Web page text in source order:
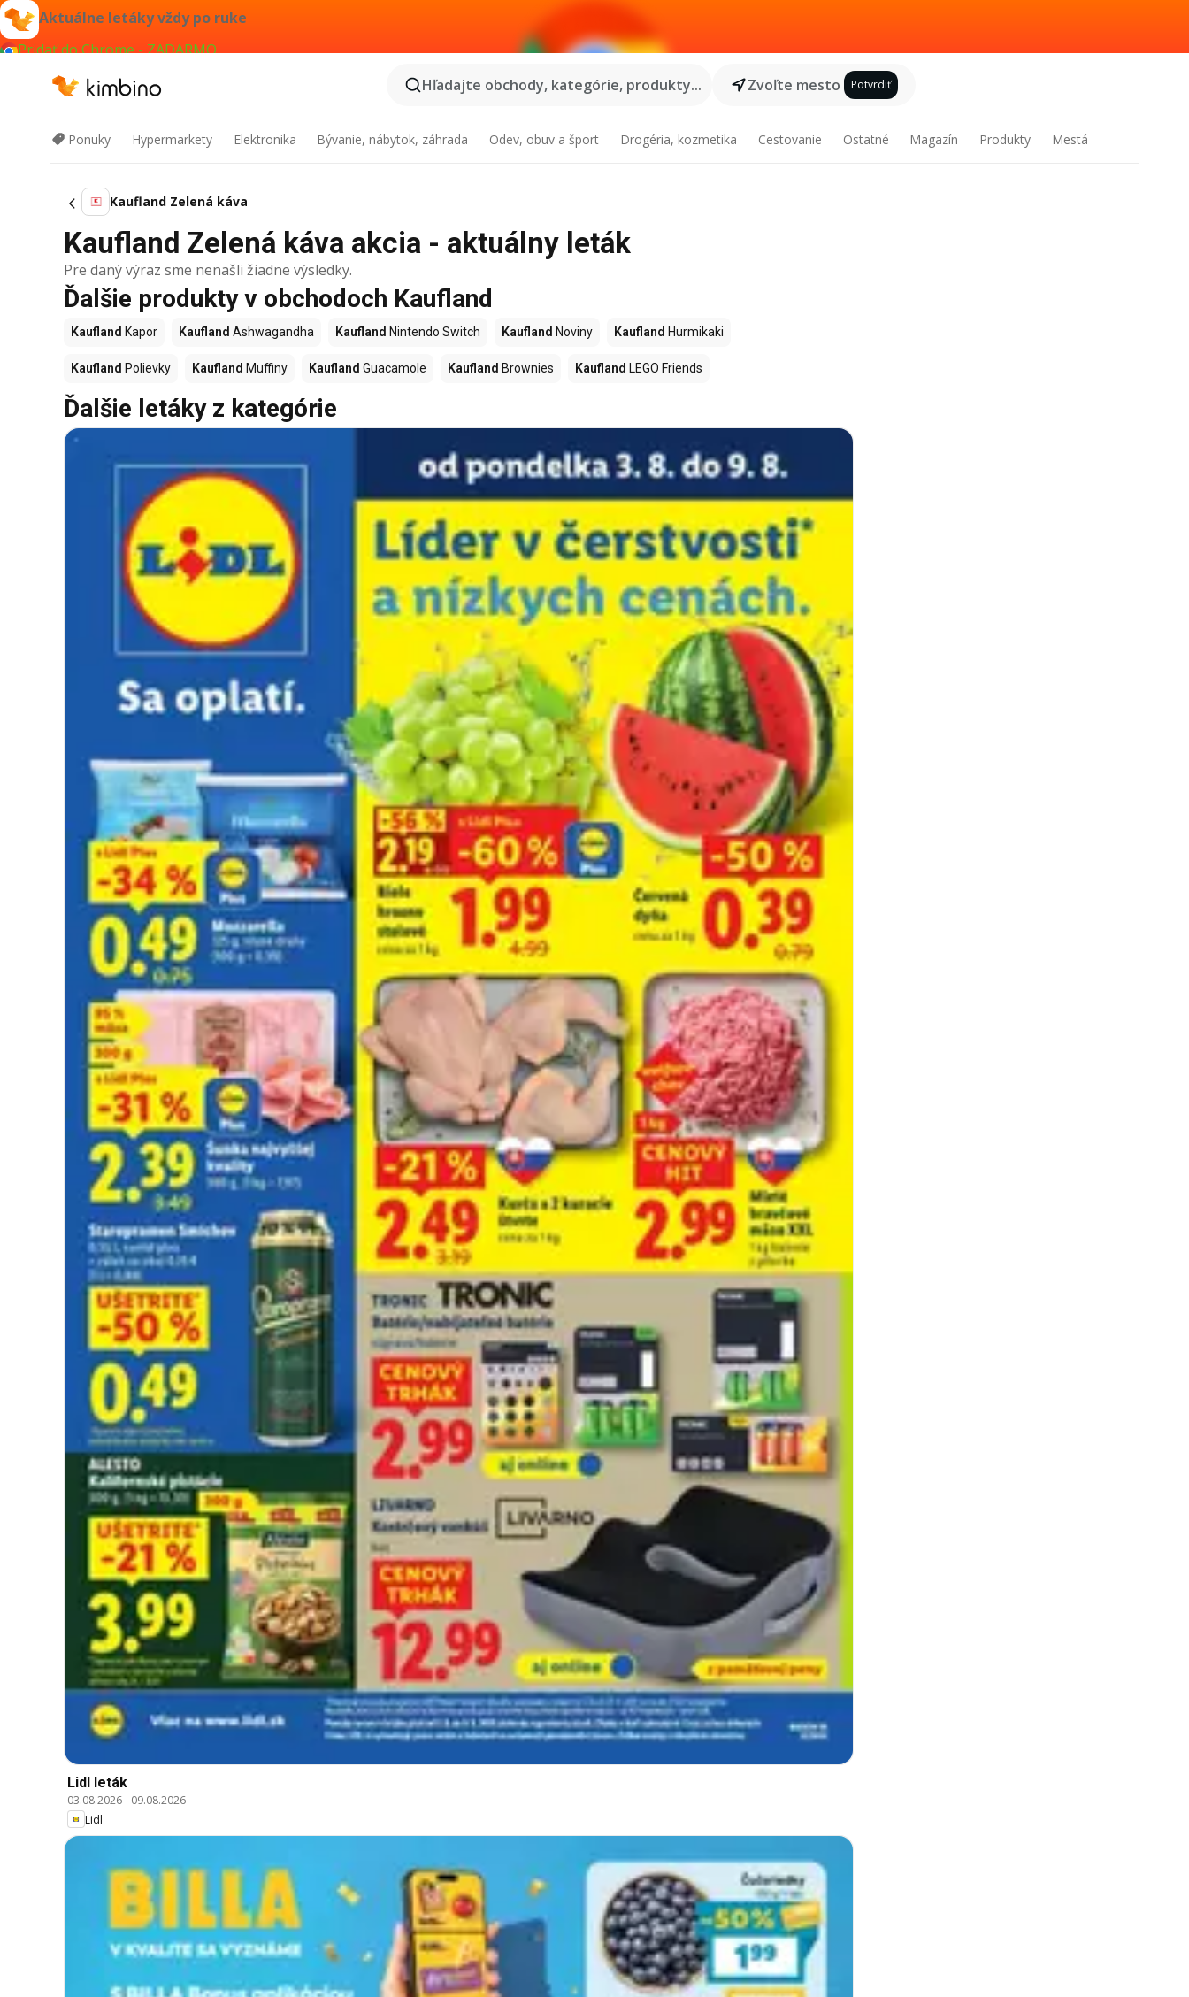
Aktuálne letáky vždy po ruke
Pridať do Chrome - ZADARMO
Hľadajte obchody, kategórie, produkty...
Zvoľte mesto Potvrdiť
Ponuky Hypermarkety Elektronika Bývanie, nábytok, záhrada Odev, obuv a šport Drogéria, kozmetika Cestovanie Ostatné Magazín Produkty Mestá
Kaufland Zelená káva
Kaufland Zelená káva akcia - aktuálny leták
Pre daný výraz sme nenašli žiadne výsledky.
Ďalšie produkty v obchodoch Kaufland
Kaufland Kapor Kaufland Ashwagandha Kaufland Nintendo Switch Kaufland Noviny Kaufland Hurmikaki
Kaufland Polievky Kaufland Muffiny Kaufland Guacamole Kaufland Brownies Kaufland LEGO Friends
Ďalšie letáky z kategórie
Lidl leták
03.08.2026- 09.08.2026
Lidl